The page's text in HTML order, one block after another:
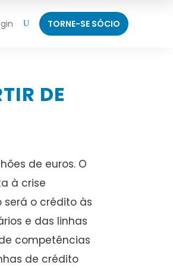
U TORNE-SE SÓCIO
DE
de euros. O
à crise
o crédito às
e das linhas
competências
de crédito